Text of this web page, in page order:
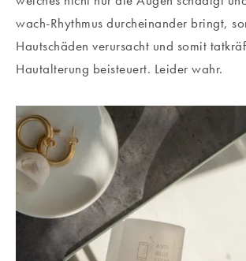
wach-Rhythmus durcheinander bringt,
Hautschäden verursacht und somit
Hautalterung beisteuert. Leider wahr.